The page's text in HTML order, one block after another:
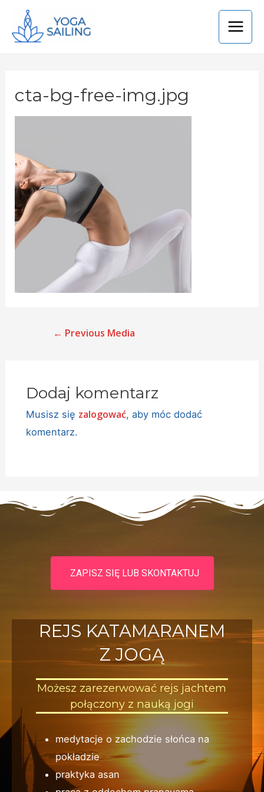
cta-bg-free-img.jpg
← Previous Media
Dodaj komentarz
Musisz się zalogować, aby móc dodać
komentarz.
REJS KATAMARANEM
Z JOGĄ
Możesz zarezerwować rejs jachtem
połączony z nauką jogi
medytacje o zachodzie słońca na
pokładzie
praktyka asan
ZAPISZ SIĘ LUB SKONTAKTUJ